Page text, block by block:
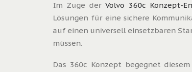
Im Zuge derVolvo 360c Konzept-
Lösungen für eine sichere
auf einen universell einsetzbaren
müssen.
Das 360c Konzept begegnet